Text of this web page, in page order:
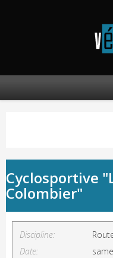
Cyclosportive
Colombier"
Discipline:
Date: